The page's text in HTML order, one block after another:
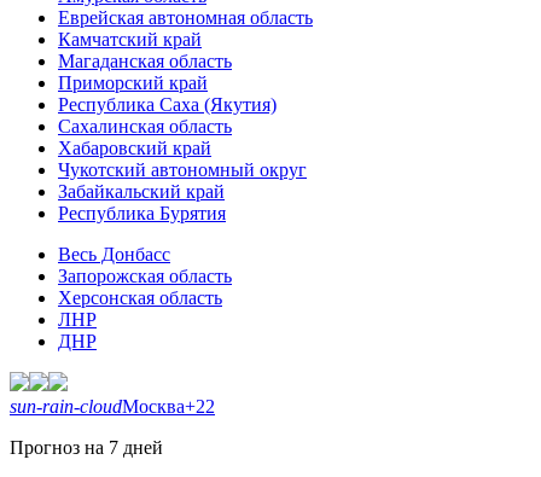
Еврейская автономная область
Камчатский край
Магаданская область
Приморский край
Республика Саха (Якутия)
Сахалинская область
Хабаровский край
Чукотский автономный округ
Забайкальский край
Республика Бурятия
Весь Донбасс
Запорожская область
Херсонская область
ЛНР
ДНР
sun-rain-cloudМосква+22
Прогноз на 7 дней